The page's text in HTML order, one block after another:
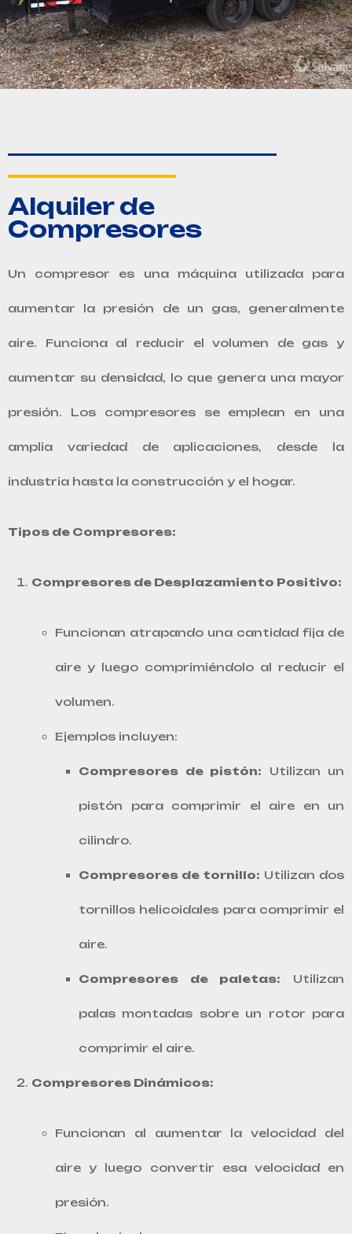
Alquiler de
Compresores
Un compresor es una máquina utilizada para
aumentar la presión de un gas, generalmente
aire. Funciona al reducir el volumen de gas y
aumentar su densidad, lo que genera una mayor
presión. Los compresores se emplean en una
amplia variedad de aplicaciones, desde la
industria hasta la construcción y el hogar.
Tipos de Compresores:
Compresores de Desplazamiento Positivo:
Funcionan atrapando una cantidad fija de
aire y luego comprimiéndolo al reducir el
volumen.
Ejemplos incluyen:
Compresores de pistón: Utilizan un
pistón para comprimir el aire en un
cilindro.
Compresores de tornillo: Utilizan dos
tornillos helicoidales para comprimir el
aire.
Compresores de paletas: Utilizan
palas montadas sobre un rotor para
comprimir el aire.
Compresores Dinámicos:
Funcionan al aumentar la velocidad del
aire y luego convertir esa velocidad en
presión.